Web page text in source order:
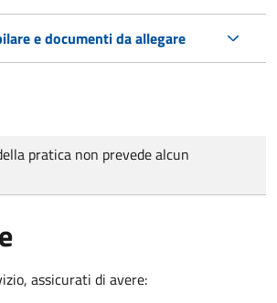
e documenti da allegare
pratica non prevede alcun
assicurati di avere: